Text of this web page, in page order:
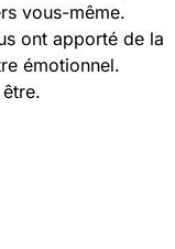
vous-même.
ont apporté de la
émotionnel.